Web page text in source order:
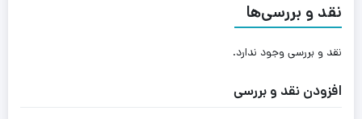
نقد و بررسی‌ها
نقد و بررسی وجود ندارد.
افزودن نقد و بررسی